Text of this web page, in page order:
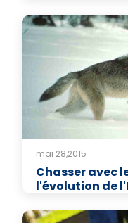
mai 28,2015
Chasser avec
l'évolution de